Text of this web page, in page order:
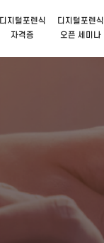
디지털포렌식
자격증
디지털포렌식
오픈 세미나